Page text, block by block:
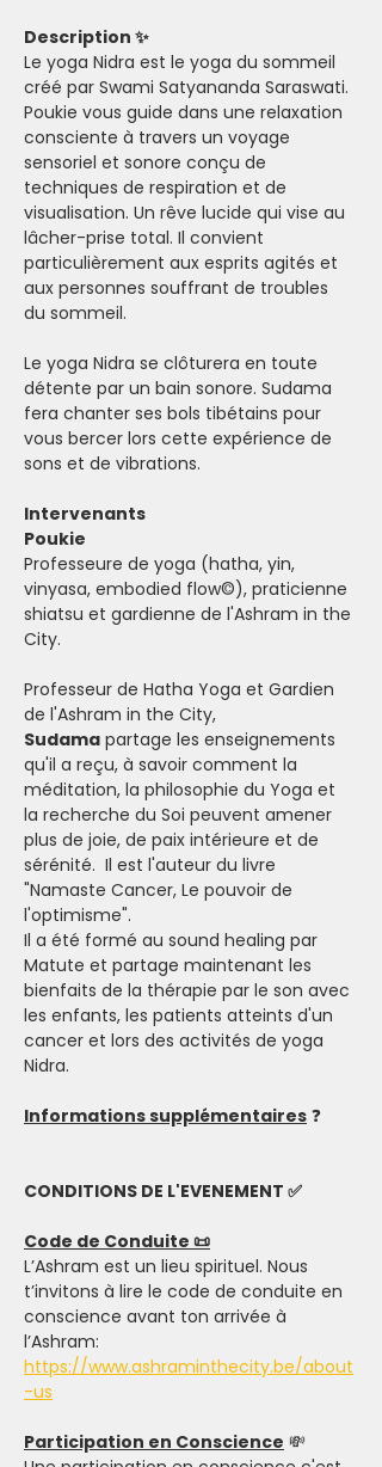
Description ✨
Le yoga Nidra est le yoga du sommeil
créé par Swami Satyananda Saraswati.
Poukie vous guide dans une relaxation
consciente à travers un voyage
sensoriel et sonore conçu de
techniques de respiration et de
visualisation. Un rêve lucide qui vise au
lâcher-prise total. Il convient
particulièrement aux esprits agités et
aux personnes souffrant de troubles
du sommeil.
Le yoga Nidra se clôturera en toute
détente par un bain sonore. Sudama
fera chanter ses bols tibétains pour
vous bercer lors cette expérience de
sons et de vibrations.
Intervenants
Poukie
Professeure de yoga (hatha, yin,
vinyasa, embodied flow©), praticienne
shiatsu et gardienne de l'Ashram in the
City.
Professeur de Hatha Yoga et Gardien
de l'Ashram in the City,
Sudama partage les enseignements
qu'il a reçu, à savoir comment la
méditation, la philosophie du Yoga et
la recherche du Soi peuvent amener
plus de joie, de paix intérieure et de
sérénité.  Il est l'auteur du livre
"Namaste Cancer, Le pouvoir de
l'optimisme".
Il a été formé au sound healing par
Matute et partage maintenant les
bienfaits de la thérapie par le son avec
les enfants, les patients atteints d'un
cancer et lors des activités de yoga
Nidra.
Informations supplémentaires ❓
CONDITIONS DE L'EVENEMENT ✅
Code de Conduite 📜
L’Ashram est un lieu spirituel. Nous
t’invitons à lire le code de conduite en
conscience avant ton arrivée à
l’Ashram:
https://www.ashraminthecity.be/about
-us
Participation en Conscience 💸